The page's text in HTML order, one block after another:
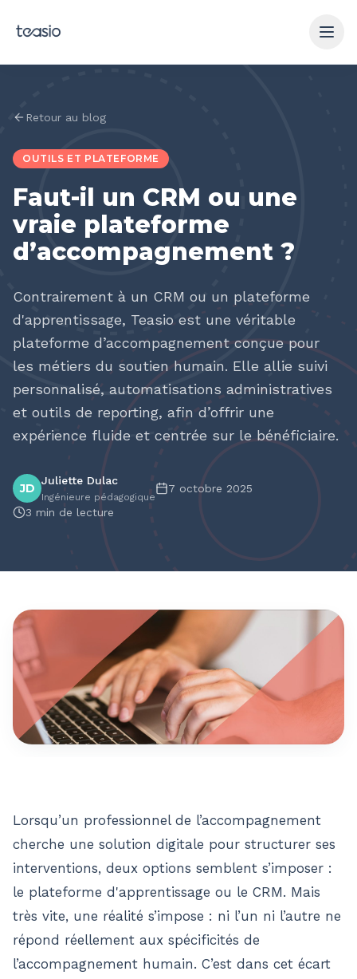
Retour au blog
OUTILS ET PLATEFORME
Faut-il un CRM ou une
vraie plateforme
d’accompagnement ?
Contrairement à un CRM ou un plateforme
d'apprentissage, Teasio est une véritable
plateforme d’accompagnement conçue pour
les métiers du soutien humain. Elle allie suivi
personnalisé, automatisations administratives
et outils de reporting, afin d’offrir une
expérience fluide et centrée sur le bénéficiaire.
JD
Juliette Dulac
Ingénieure pédagogique
7 octobre 2025
3 min de lecture
Lorsqu’un professionnel de l’accompagnement
cherche une solution digitale pour structurer ses
interventions, deux options semblent s’imposer :
le plateforme d'apprentissage ou le CRM. Mais
très vite, une réalité s’impose : ni l’un ni l’autre ne
répond réellement aux spécificités de
l’accompagnement humain. C’est dans cet écart